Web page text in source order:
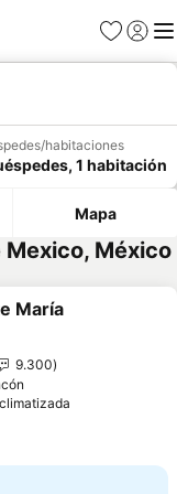
Favoritos
Iniciar
habitaciones
1 habitación
Mapa
México
María
9.300